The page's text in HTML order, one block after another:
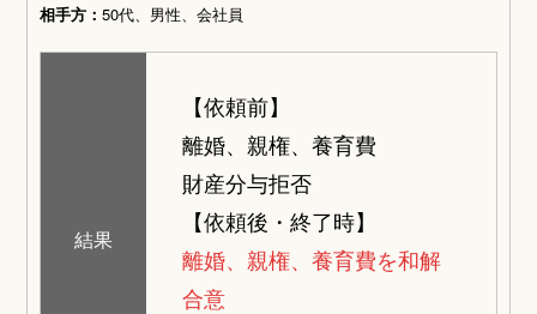
相手方：50代、男性、会社員
結果
【依頼前】
離婚、親権、養育費
財産分与拒否
【依頼後・終了時】
離婚、親権、養育費を和解
合意